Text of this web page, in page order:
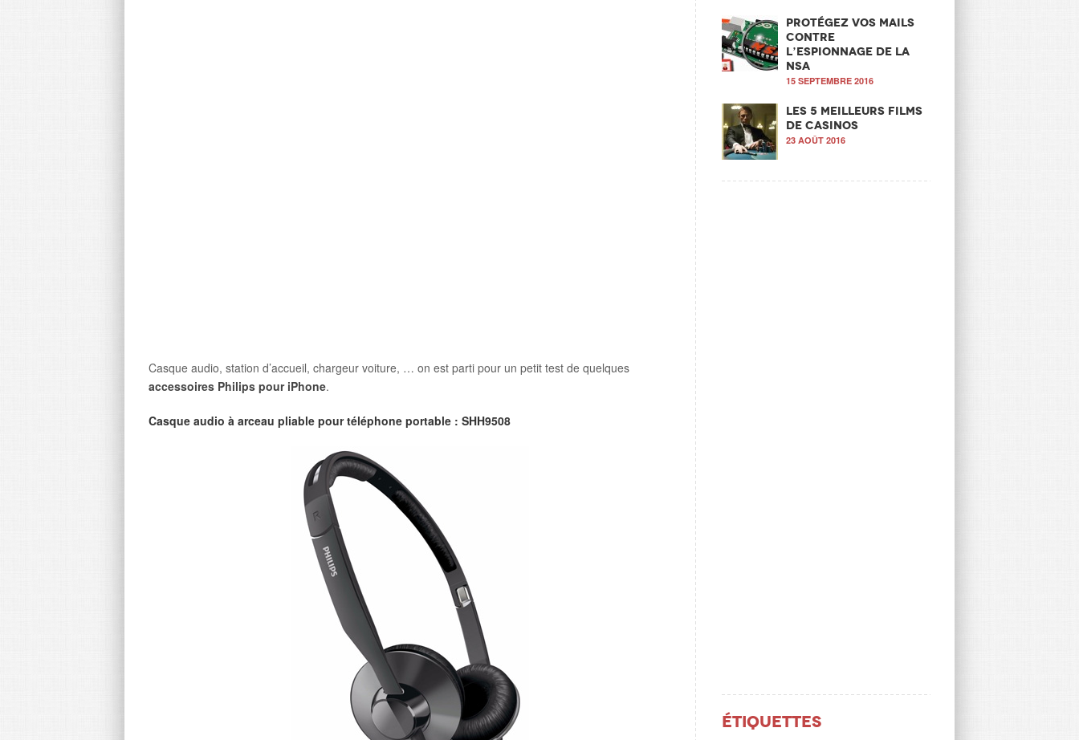
Casque audio, station d’accueil, chargeur voiture, … on est parti pour un petit test de quelques
accessoires Philips pour iPhone.
Casque audio à arceau pliable pour téléphone portable : SHH9508
Protégez vos mails
contre
l’espionnage de la
NSA
15 SEPTEMBRE 2016
Les 5 meilleurs films
de casinos
23 AOÛT 2016
Étiquettes